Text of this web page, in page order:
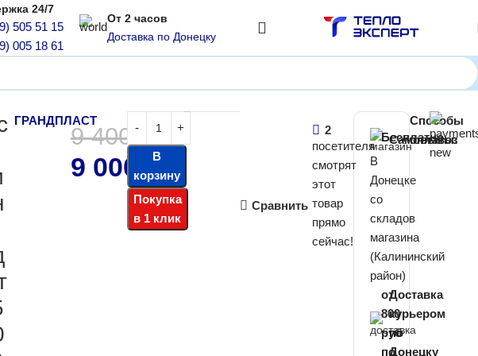
24/7
505 51 15
005 18 61
От 2 часов
Доставка по Донецку
Ш630 В1760)
ГРАНДПЛАСТ
9 400₽
9 000₽
В
корзину
Покупка
в 1 клик
Сравнить
2
посетителя
смотрят
этот
товар
прямо
сейчас!
Самовывоз
В
Донецке
со
складов
магазина
(Калининский
район)
Бесплатно
Доставка
курьером
по
Донецку
от
800
руб
по
Способы
оплаты: